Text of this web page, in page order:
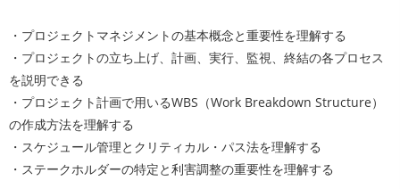
・プロジェクトマネジメントの基本概念と重要性を理解する
・プロジェクトの立ち上げ、計画、実行、監視、終結の各プロセス
を説明できる
・プロジェクト計画で用いるWBS（Work Breakdown Structure）
の作成方法を理解する
・スケジュール管理とクリティカル・パス法を理解する
・ステークホルダーの特定と利害調整の重要性を理解する